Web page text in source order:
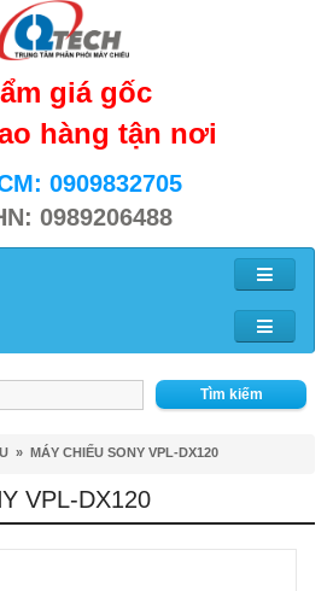
giá gốc
hàng tận nơi
0909832705
0989206488
Tìm kiếm
» MÁY CHIẾU SONY VPL-DX120
VPL-DX120